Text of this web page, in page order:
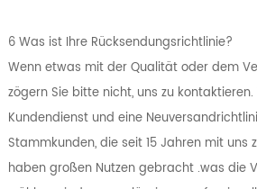
6 Was ist Ihre Rücksendungsrichtlinie?
Wenn etwas mit der Qualität oder dem
zögern Sie bitte nicht, uns zu
Kundendienst und eine
Stammkunden, die seit 15 Jahren mit uns
haben großen Nutzen gebracht .was die